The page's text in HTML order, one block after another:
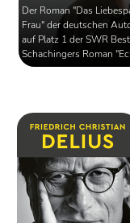
Der Roman "Das
Frau" der deutschen
auf Platz 1 der SWR
Schachingers Roman
"Weiter Sehen" auf Platz